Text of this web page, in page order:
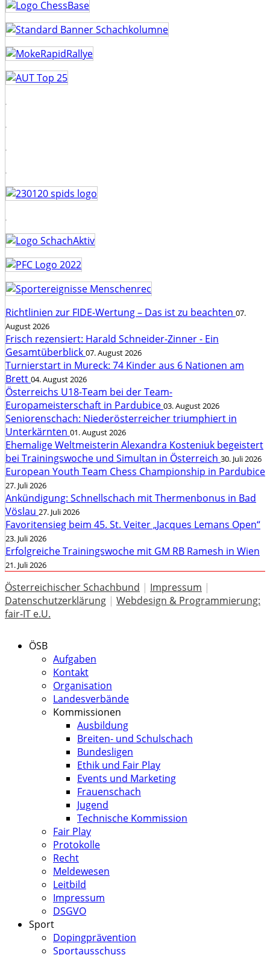
Richtlinien zur FIDE-Wertung – Das ist zu beachten 07.
August 2026
Frisch rezensiert: Harald Schneider-Zinner - Ein
Gesamtüberblick 07. August 2026
Turnierstart in Mureck: 74 Kinder aus 6 Nationen am
Brett 04. August 2026
Österreichs U18-Team bei der Team-
Europameisterschaft in Pardubice 03. August 2026
Seniorenschach: Niederösterreicher triumphiert in
Unterkärnten 01. August 2026
Ehemalige Weltmeisterin Alexandra Kosteniuk begeistert
bei Trainingswoche und Simultan in Österreich 30. Juli 2026
European Youth Team Chess Championship in Pardubice
27. Juli 2026
Ankündigung: Schnellschach mit Thermenbonus in Bad
Vöslau 27. Juli 2026
Favoritensieg beim 45. St. Veiter „Jacques Lemans Open“
23. Juli 2026
Erfolgreiche Trainingswoche mit GM RB Ramesh in Wien
21. Juli 2026
Österreichischer Schachbund | Impressum |
Datenschutzerklärung | Webdesign & Programmierung:
fair-IT e.U.
ÖSB
Aufgaben
Kontakt
Organisation
Landesverbände
Kommissionen
Ausbildung
Breiten- und Schulschach
Bundesligen
Ethik und Fair Play
Events und Marketing
Frauenschach
Jugend
Technische Kommission
Fair Play
Protokolle
Recht
Meldewesen
Leitbild
Impressum
DSGVO
Sport
Dopingprävention
Sportausschuss